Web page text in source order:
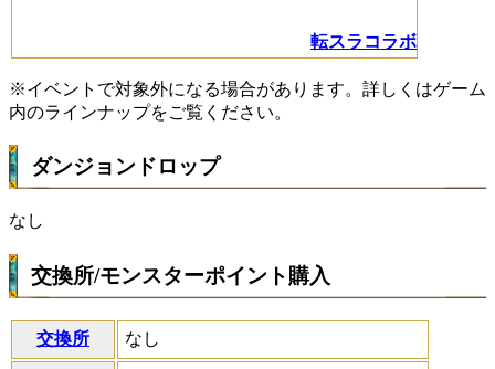
転スラコラボ
※イベントで対象外になる場合があります。詳しくはゲーム
内のラインナップをご覧ください。
ダンジョンドロップ
なし
交換所/モンスターポイント購入
交換所 なし